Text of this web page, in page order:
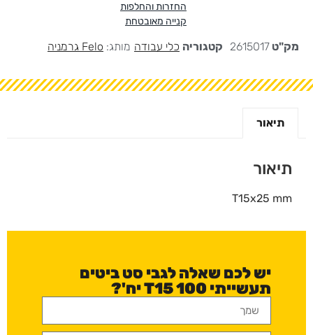
החזרות והחלפות
קנייה מאובטחת
מק"ט 2615017 קטגוריה כלי עבודה מותג: Felo גרמניה
תיאור
תיאור
T15x25 mm
יש לכם שאלה לגבי סט ביטים
תעשייתי T15 100 יח'?